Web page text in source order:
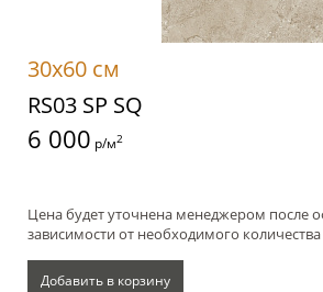
30x60 см
RS03 SP SQ
6 000 р/м2
Цена будет уточнена менеджером после
зависимости от необходимого количества
Добавить в корзину